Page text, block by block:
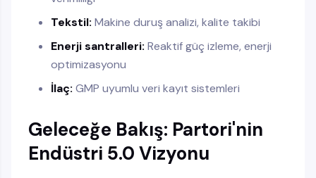
Tekstil: Makine duruş analizi, kalite takibi
Enerji santralleri: Reaktif güç izleme, enerji
optimizasyonu
İlaç: GMP uyumlu veri kayıt sistemleri
Geleceğe Bakış: Partori'nin
Endüstri 5.0 Vizyonu